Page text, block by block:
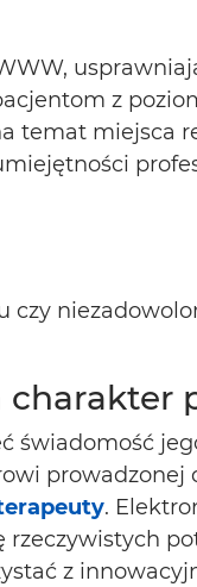
z
temat miejsca
czy
świadomość
prowadzonej
.
z